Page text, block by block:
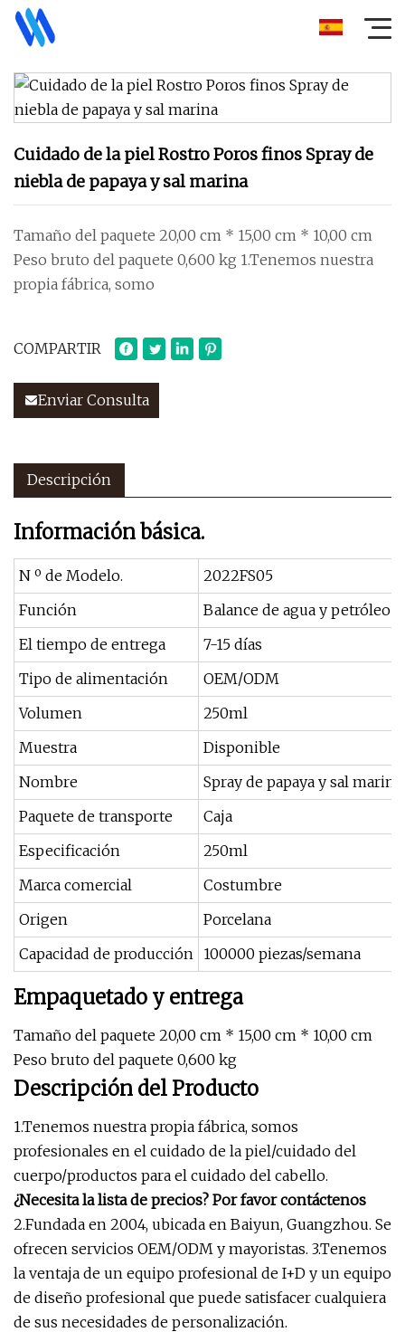
Cuidado de la piel Rostro Poros finos Spray de
niebla de papaya y sal marina
Tamaño del paquete 20,00 cm * 15,00 cm * 10,00 cm
Peso bruto del paquete 0,600 kg 1.Tenemos nuestra
propia fábrica, somo
COMPARTIR
Enviar Consulta
Descripción
Información básica.
N º de Modelo.
2022FS05
Función
Balance de agua y petróleo
El tiempo de entrega
7-15 días
Tipo de alimentación
OEM/ODM
Volumen
250ml
Muestra
Disponible
Nombre
Spray de papaya y sal marina
Paquete de transporte
Caja
Especificación
250ml
Marca comercial
Costumbre
Origen
Porcelana
Capacidad de producción 100000 piezas/semana
Empaquetado y entrega
Tamaño del paquete 20,00 cm * 15,00 cm * 10,00 cm
Peso bruto del paquete 0,600 kg
Descripción del Producto
1.Tenemos nuestra propia fábrica, somos
profesionales en el cuidado de la piel/cuidado del
cuerpo/productos para el cuidado del cabello.
¿Necesita la lista de precios? Por favor contáctenos
2.Fundada en 2004, ubicada en Baiyun, Guangzhou. Se
ofrecen servicios OEM/ODM y mayoristas. 3.Tenemos
la ventaja de un equipo profesional de I+D y un equipo
de diseño profesional que puede satisfacer cualquiera
de sus necesidades de personalización.